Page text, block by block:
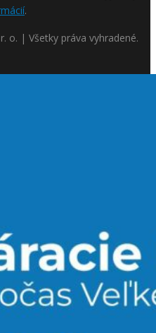
.
o. | Všetky práva vyhradené.